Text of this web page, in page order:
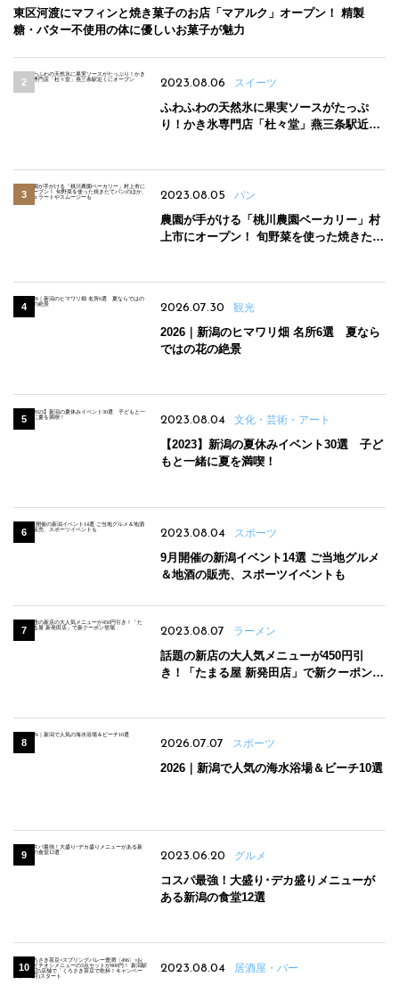
東区河渡にマフィンと焼き菓子のお店「マアルク」オープン！ 精製
糖・バター不使用の体に優しいお菓子が魅力
2023.08.06 スイーツ
ふわふわの天然氷に果実ソースがたっぷ
り！かき氷専門店「杜々堂」燕三条駅近く
2023.08.05 パン
農園が手がける「桃川農園ベーカリー」村
上市にオープン！ 旬野菜を使った焼きたて
2026.07.30 観光
2026｜新潟のヒマワリ畑 名所6選 夏なら
ではの花の絶景
2023.08.04 文化・芸術・アート
【2023】新潟の夏休みイベント30選 子ど
もと一緒に夏を満喫！
2023.08.04 スポーツ
9月開催の新潟イベント14選 ご当地グルメ
＆地酒の販売、スポーツイベントも
2023.08.07 ラーメン
話題の新店の大人気メニューが450円引
き！「たまる屋 新発田店」で新クーポン登
2026.07.07 スポーツ
2026｜新潟で人気の海水浴場＆ビーチ10選
2023.06.20 グルメ
コスパ最強！大盛り･デカ盛りメニューが
ある新潟の食堂12選
2023.08.04 居酒屋・バー